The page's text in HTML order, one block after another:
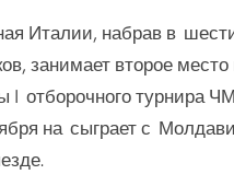
Италии, набрав в
занимает второе
I отборочного турнира
на сыграет с